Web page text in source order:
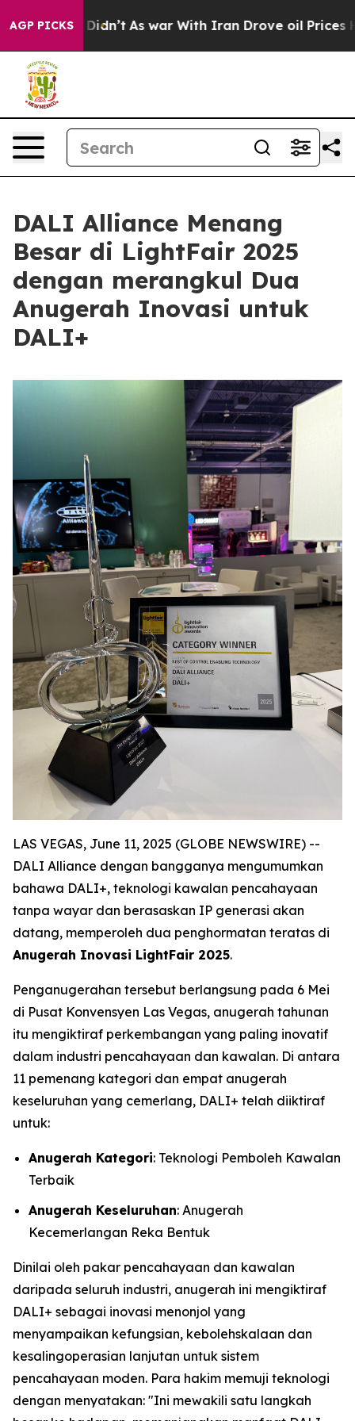
AGP PICKS
it Didn’t As war With Iran Drove oil Prices
DALI Alliance Menang
Besar di LightFair 2025
dengan merangkul Dua
Anugerah Inovasi untuk
DALI+
LAS VEGAS, June 11, 2025 (GLOBE NEWSWIRE) --
DALI Alliance dengan bangganya mengumumkan
bahawa DALI+, teknologi kawalan pencahayaan
tanpa wayar dan berasaskan IP generasi akan
datang, memperoleh dua penghormatan teratas di
Anugerah Inovasi LightFair 2025.
Penganugerahan tersebut berlangsung pada 6 Mei
di Pusat Konvensyen Las Vegas, anugerah tahunan
itu mengiktiraf perkembangan yang paling inovatif
dalam industri pencahayaan dan kawalan. Di antara
11 pemenang kategori dan empat anugerah
keseluruhan yang cemerlang, DALI+ telah diiktiraf
untuk:
Anugerah Kategori: Teknologi Pemboleh Kawalan
Terbaik
Anugerah Keseluruhan: Anugerah
Kecemerlangan Reka Bentuk
Dinilai oleh pakar pencahayaan dan kawalan
daripada seluruh industri, anugerah ini mengiktiraf
DALI+ sebagai inovasi menonjol yang
menyampaikan kefungsian, kebolehskalaan dan
kesalingoperasian lanjutan untuk sistem
pencahayaan moden. Para hakim memuji teknologi
dengan menyatakan: "Ini mewakili satu langkah